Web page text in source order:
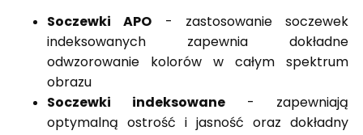
Soczewki APO - zastosowanie soczewek
indeksowanych zapewnia dokładne
odwzorowanie kolorów w całym spektrum
obrazu
Soczewki indeksowane - zapewniają
optymalną ostrość i jasność oraz dokładny